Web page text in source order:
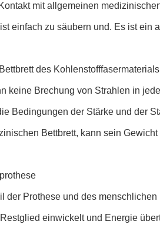
mit allgemeinen
einfach zu säubern und. Es ist
des
keine Brechung von Strahlen in
Bedingungen der Stärke und der
Bettbrett, kann sein
der Prothese und des
einwickelt und Energie